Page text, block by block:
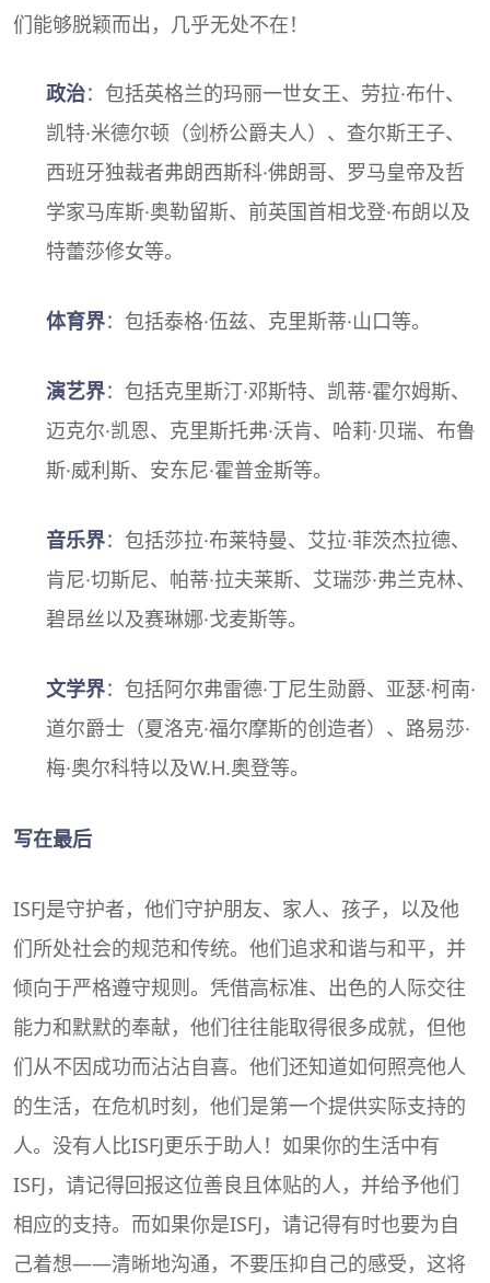
们能够脱颖而出，几乎无处不在！
政治：包括英格兰的玛丽一世女王、劳拉·布什、
凯特·米德尔顿（剑桥公爵夫人）、查尔斯王子、
西班牙独裁者弗朗西斯科·佛朗哥、罗马皇帝及哲
学家马库斯·奥勒留斯、前英国首相戈登·布朗以及
特蕾莎修女等。
体育界：包括泰格·伍兹、克里斯蒂·山口等。
演艺界：包括克里斯汀·邓斯特、凯蒂·霍尔姆斯、
迈克尔·凯恩、克里斯托弗·沃肯、哈莉·贝瑞、布鲁
斯·威利斯、安东尼·霍普金斯等。
音乐界：包括莎拉·布莱特曼、艾拉·菲茨杰拉德、
肯尼·切斯尼、帕蒂·拉夫莱斯、艾瑞莎·弗兰克林、
碧昂丝以及赛琳娜·戈麦斯等。
文学界：包括阿尔弗雷德·丁尼生勋爵、亚瑟·柯南·
道尔爵士（夏洛克·福尔摩斯的创造者）、路易莎·
梅·奥尔科特以及W.H.奥登等。
写在最后
ISFJ是守护者，他们守护朋友、家人、孩子，以及他
们所处社会的规范和传统。他们追求和谐与和平，并
倾向于严格遵守规则。凭借高标准、出色的人际交往
能力和默默的奉献，他们往往能取得很多成就，但他
们从不因成功而沾沾自喜。 他们还知道如何照亮他人
的生活，在危机时刻，他们是第一个提供实际支持的
人。没有人比ISFJ更乐于助人！如果你的生活中有
ISFJ，请记得回报这位善良且体贴的人，并给予他们
相应的支持。 而如果你是ISFJ，请记得有时也要为自
己着想——清晰地沟通，不要压抑自己的感受，这将